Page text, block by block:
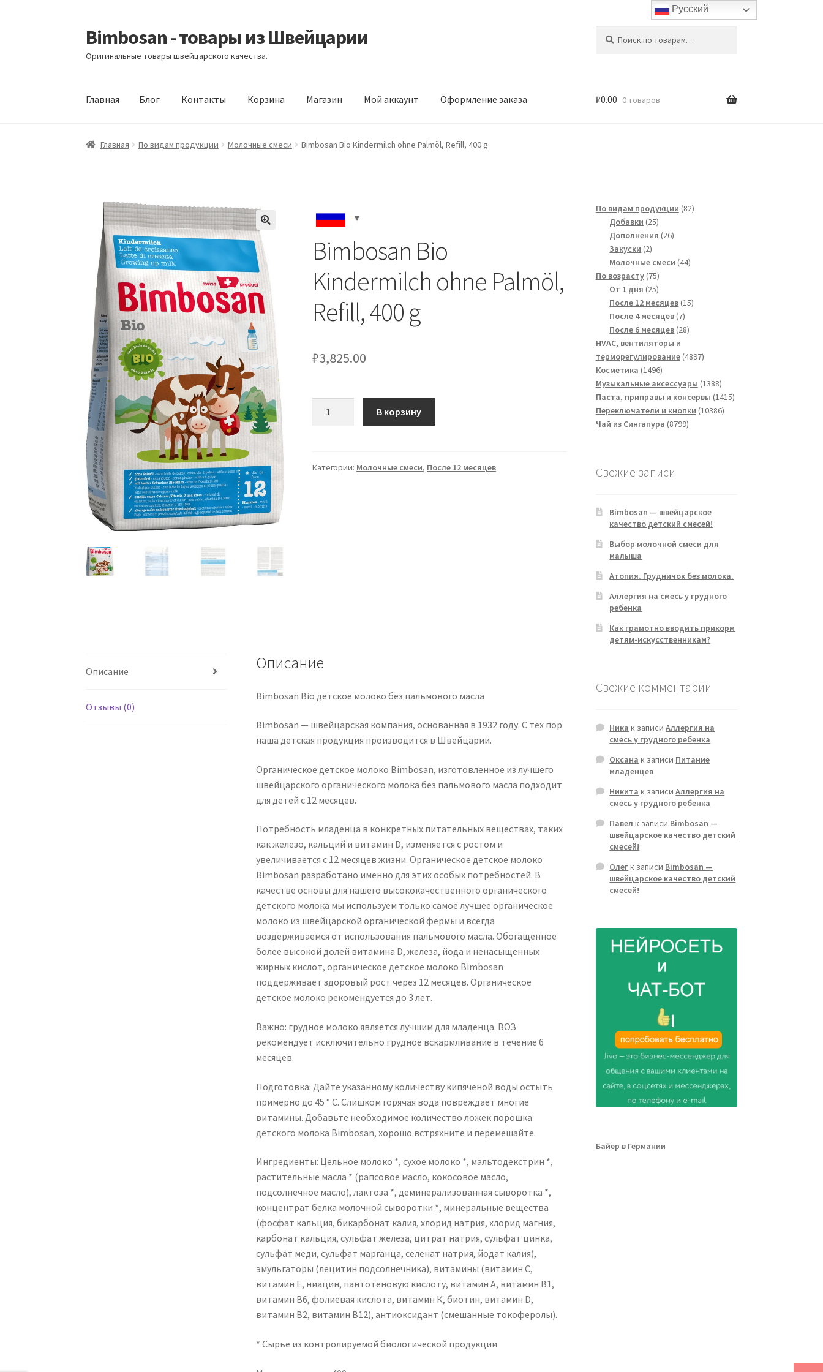
Перейти
к
навигации
Перейти
к
содержимому
Bimbosan - товары из Швейцарии
Оригинальные товары швейцарского качества.
Главная Блог Контакты Корзина Магазин Мой аккаунт Оформление заказа
Главная БлогКонтакты Магазин Мой аккаунт Оформление заказа
₽0.00 0 товаров
Главная По видам продукции Молочные смеси Bimbosan Bio Kindermilch ohne Palmöl, Refill, 400 g
Bimbosan Bio
Kindermilch ohne Palmöl,
Refill, 400 g
₽3,825.00
Kindermilch
В корзину
Категории: Молочные смеси, После 12 месяцев
Описание
Отзывы (0)
Описание
Bimbosan Bio детское молоко без пальмового масла
Bimbosan — швейцарская компания, основанная в 1932 году. С тех пор
наша детская продукция производится в Швейцарии.
Органическое детское молоко Bimbosan, изготовленное из лучшего
швейцарского органического молока без пальмового масла подходит
для детей с 12 месяцев.
Потребность младенца в конкретных питательных веществах, таких
как железо, кальций и витамин D, изменяется с ростом и
увеличивается с 12 месяцев жизни. Органическое детское молоко
Bimbosan разработано именно для этих особых потребностей. В
качестве основы для нашего высококачественного органического
детского молока мы используем только самое лучшее органическое
молоко из швейцарской органической фермы и всегда
воздерживаемся от использования пальмового масла. Обогащенное
более высокой долей витамина D, железа, йода и ненасыщенных
жирных кислот, органическое детское молоко Bimbosan
поддерживает здоровый рост через 12 месяцев. Органическое
детское молоко рекомендуется до 3 лет.
Важно: грудное молоко является лучшим для младенца. ВОЗ
рекомендует исключительно грудное вскармливание в течение 6
месяцев.
Подготовка: Дайте указанному количеству кипяченой воды остыть
примерно до 45 ° C. Слишком горячая вода повреждает многие
витамины. Добавьте необходимое количество ложек порошка
детского молока Bimbosan, хорошо встряхните и перемешайте.
Ингредиенты: Цельное молоко *, сухое молоко *, мальтодекстрин *,
растительные масла * (рапсовое масло, кокосовое масло,
подсолнечное масло), лактоза *, деминерализованная сыворотка *,
концентрат белка молочной сыворотки *, минеральные вещества
(фосфат кальция, бикарбонат калия, хлорид натрия, хлорид магния,
карбонат кальция, сульфат железа, цитрат натрия, сульфат цинка,
сульфат меди, сульфат марганца, селенат натрия, йодат калия),
эмульгаторы (лецитин подсолнечника), витамины (витамин С,
витамин Е, ниацин, пантотеновую кислоту, витамин А, витамин В1,
витамин В6, фолиевая кислота, витамин К, биотин, витамин D,
витамин В2, витамин B12), антиоксидант (смешанные токоферолы).
* Сырье из контролируемой биологической продукции
По видам продукции 8282
Добавки 2525
товаров
Дополнения 2626
Закуски 22
товара
Молочные смеси 4444
По возрасту 7575
товаров
От 1 дня 2525
товаров
После 12 месяцев 1515
После 4 месяцев 77
товаров
После 6 месяцев 2828
HVAC, вентиляторы и
терморегулирование 48974897
Косметика 14961496
товаров
Музыкальные аксессуары 13881388
товаров
Паста, приправы и консервы 14151415
Переключатели и кнопки 1038610386
Чай из Сингапура 87998799
Свежие записи
Bimbosan — швейцарское
качество детский смесей!
Выбор молочной смеси для
малыша
Атопия. Грудничок без молока.
Аллергия на смесь у грудного
ребенка
Как грамотно вводить прикорм
детям-искусственникам?
Свежие комментарии
Ника к записиАллергия на
смесь у грудного ребенка
Оксана к записи Питание
младенцев
Никита к записиАллергия на
смесь у грудного ребенка
Павел к записи Bimbosan —
швейцарское качество детский
смесей!
Олегк записи Bimbosan —
швейцарское качество детский
смесей!
Байер в Германии
Русский